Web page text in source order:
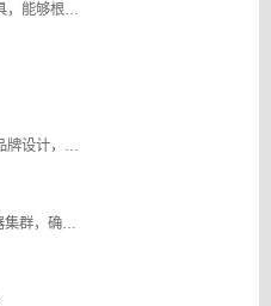
抖音剪映旗下的一款AI绘画工具，能够根据用户提供的文本内容生成由AI制作的创意图片
一站式AI品牌创建平台，在线品牌设计，AI品牌策划，智能品牌营销；uBrand帮助创业者轻松打造个性品牌！
090显卡生成图像，支持服务器集群，确保快速生产质量